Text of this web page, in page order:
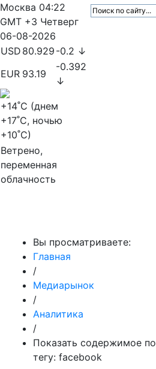
Москва 04:22
GMT +3 Четверг
06-08-2026
USD 80.929 -0.2 ↓
EUR 93.19
-0.392
↓
+14˚C (днем
+17˚C, ночью
+10˚C)
Ветрено,
переменная
облачность
Вы просматриваете:
Главная
/
Медиарынок
/
Аналитика
/
Показать содержимое по
тегу: facebook